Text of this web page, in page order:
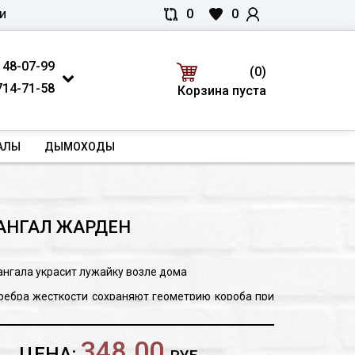
0 0
07-99
71-58
(0)
Корзина пуста
ДЫМОХОДЫ
ЖАРДЕН
украсит лужайку возле дома
жесткости сохраняют геометрию короба при